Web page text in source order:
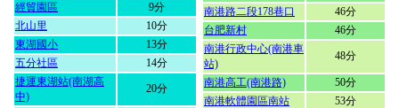
經貿園區
9分
北山里
10分
東湖國小
13分
五分社區
14分
捷運東湖站(南湖高
中)
20分
南港路二段178巷口
46分
台肥新村
46分
南港行政中心(南港車
站)
48分
南港高工(南港路)
50分
南港軟體園區南站
53分